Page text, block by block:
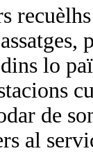
dins lo
de
al